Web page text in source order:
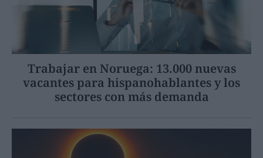
Trabajar en Noruega: 13.000 nuevas
vacantes para hispanohablantes y los
sectores con más demanda